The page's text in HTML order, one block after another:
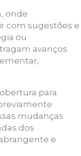
onde
com sugestões e
ou
avanços
para
mudanças
dos
e